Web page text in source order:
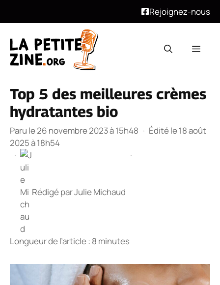
Rejoignez-nous
contenu
Top 5 des meilleures crèmes
hydratantes bio
Paru le 26 novembre 2023 à 15h48 · Édité le 18 août
2025 à 18h54
·
Rédigé parJulie Michaud
·
Longueur de l’article : 8 minutes